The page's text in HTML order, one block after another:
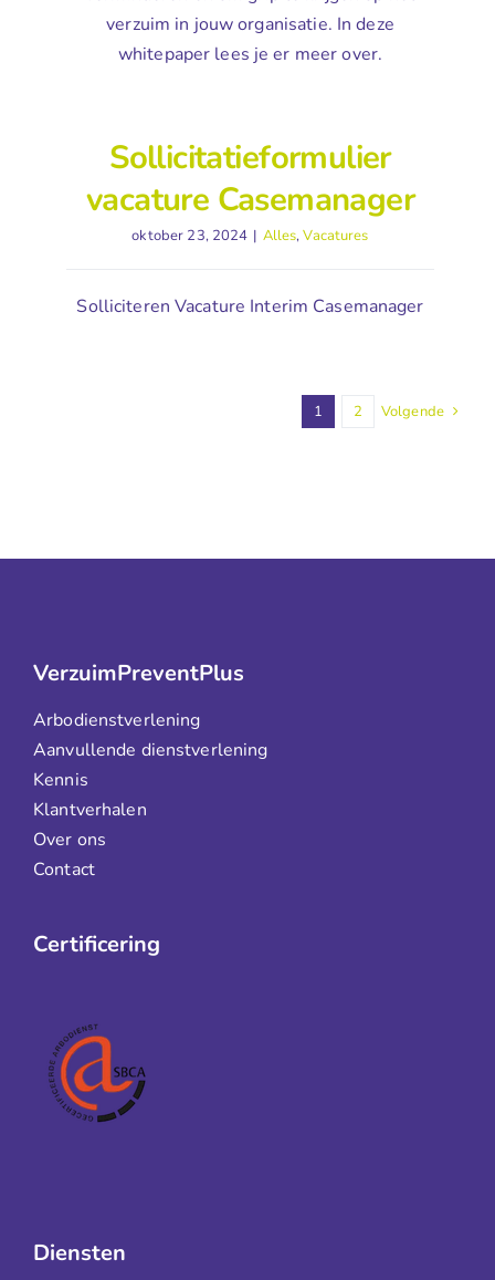
verzuim in jouw organisatie. In deze
whitepaper lees je er meer over.
Sollicitatieformulier
vacature Casemanager
oktober 23, 2024 | Alles,Vacatures
Solliciteren Vacature Interim Casemanager
1 2 Volgende
VerzuimPreventPlus
Arbodienstverlening
Aanvullende dienstverlening
Kennis
Klantverhalen
Over ons
Contact
Certificering
Diensten